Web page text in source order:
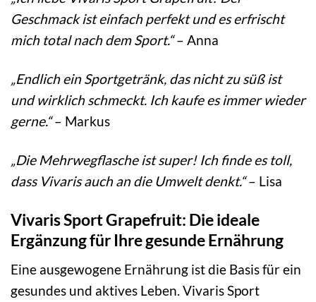
Geschmack ist einfach perfekt und es erfrischt
mich total nach dem Sport.“– Anna
„Endlich ein Sportgetränk, das nicht zu süß ist
und wirklich schmeckt. Ich kaufe es immer wieder
gerne.“– Markus
„Die Mehrwegflasche ist super! Ich finde es toll,
dass Vivaris auch an die Umwelt denkt.“– Lisa
Vivaris Sport Grapefruit: Die ideale
Ergänzung für Ihre gesunde Ernährung
Eine ausgewogene Ernährung ist die Basis für ein
gesundes und aktives Leben. Vivaris Sport